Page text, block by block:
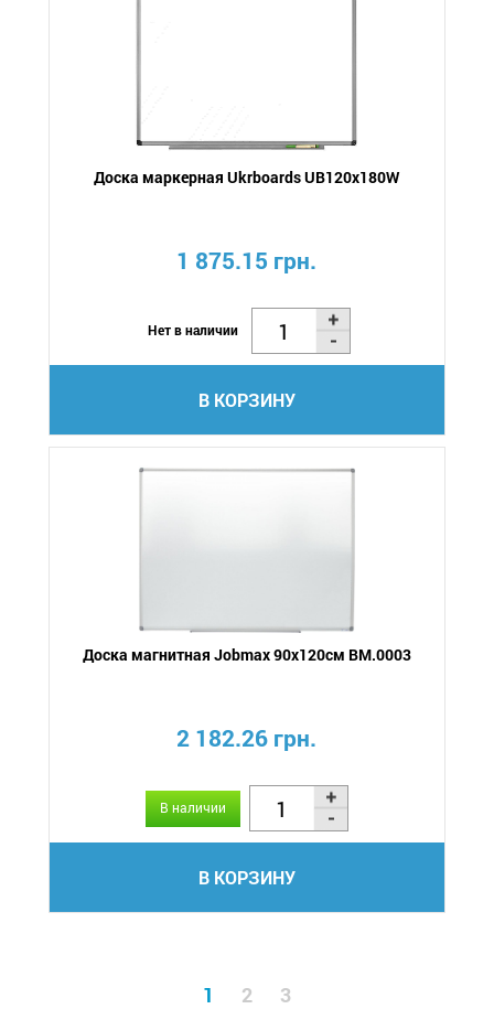
Доска маркерная Ukrboards UB120x180W
1 875.15 грн.
Нет в наличии
В КОРЗИНУ
Доска магнитная Jobmax 90х120см BM.0003
2 182.26 грн.
В наличии
В КОРЗИНУ
1 2 3